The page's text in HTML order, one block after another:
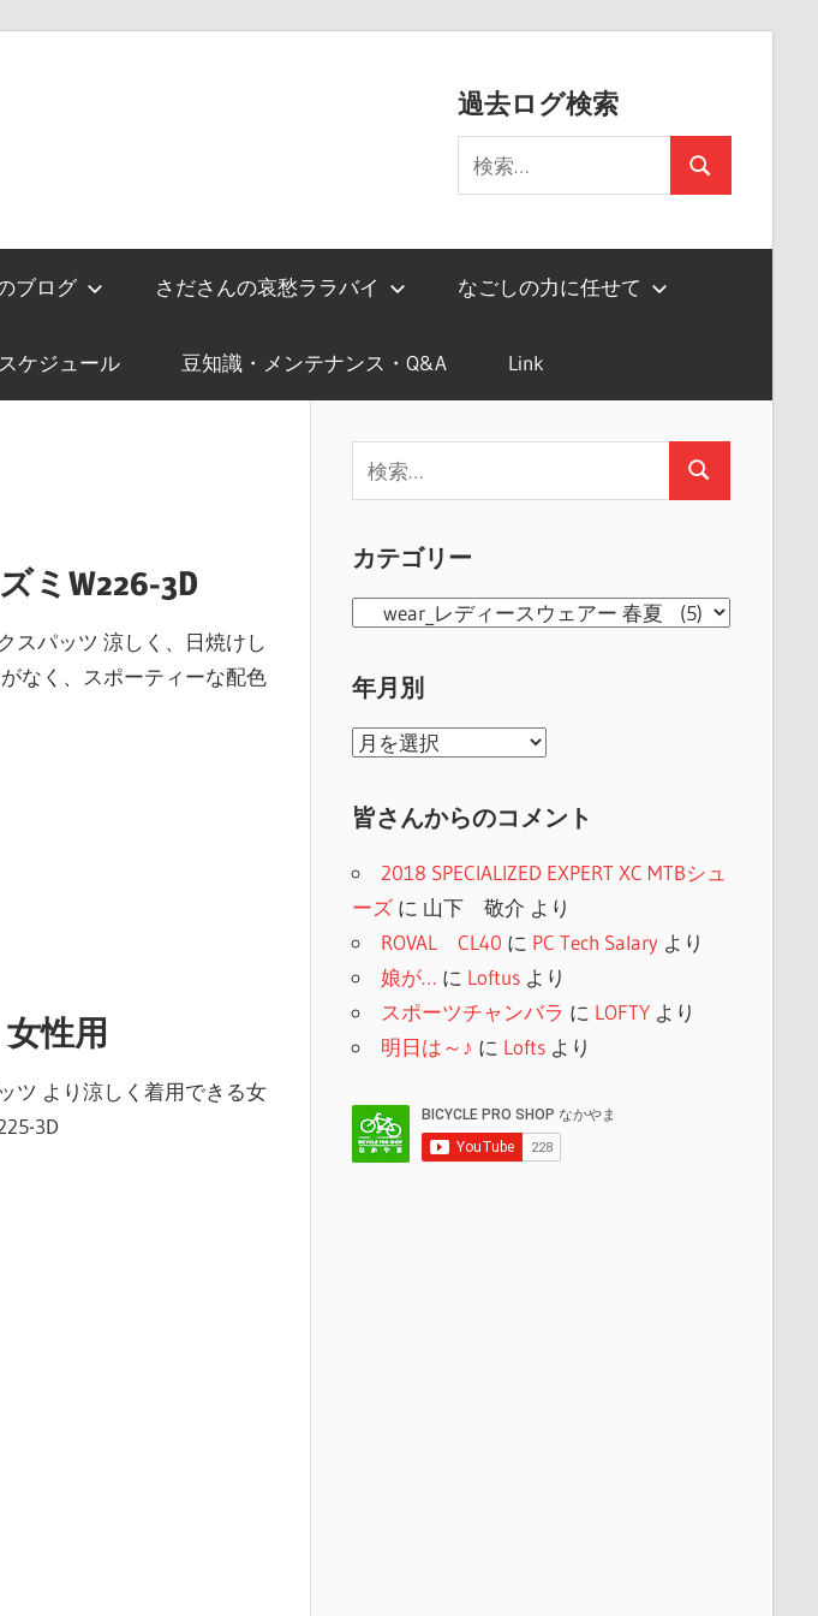
過去ログ検索
索:
検
ブログ さださんの哀愁ララバイ なごしの力に任せて
ケジュール 豆知識・メンテナンス・Q&A Link
ミW226-3D
スパッツ 涼しく、日焼けし
なく、スポーティーな配色
性用
ツ より涼しく着用できる女
3D
検
カテゴリー
ゴ
ー
年月別
年
別
皆さんからのコメント
2018 SPECIALIZED EXPERT XC MTBシュ
ーズに 山下 敬介 より
ROVAL CL40 に PC Tech Salaryより
娘が… に Loftusより
スポーツチャンバラ に LOFTYより
明日は～♪ に Loftsより